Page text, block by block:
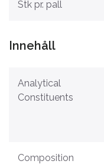
Stk pr. pall
Innehåll
Analytical
Constituents
Composition